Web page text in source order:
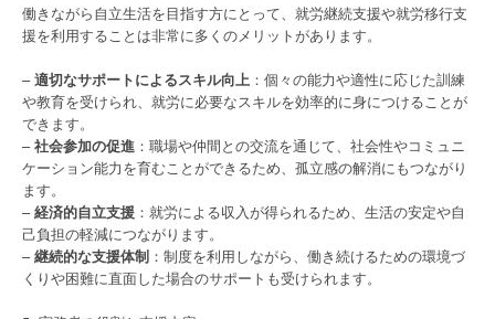
働きながら自立生活を目指す方にとって、就労継続支援や就労移行支
援を利用することは非常に多くのメリットがあります。
–適切なサポートによるスキル向上 ：個々の能力や適性に応じた訓練
や教育を受けられ、就労に必要なスキルを効率的に身につけることが
できます。
–社会参加の促進 ：職場や仲間との交流を通じて、社会性やコミュニ
ケーション能力を育むことができるため、孤立感の解消にもつながり
ます。
–経済的自立支援 ：就労による収入が得られるため、生活の安定や自
己負担の軽減につながります。
–継続的な支援体制 ：制度を利用しながら、働き続けるための環境づ
くりや困難に直面した場合のサポートも受けられます。